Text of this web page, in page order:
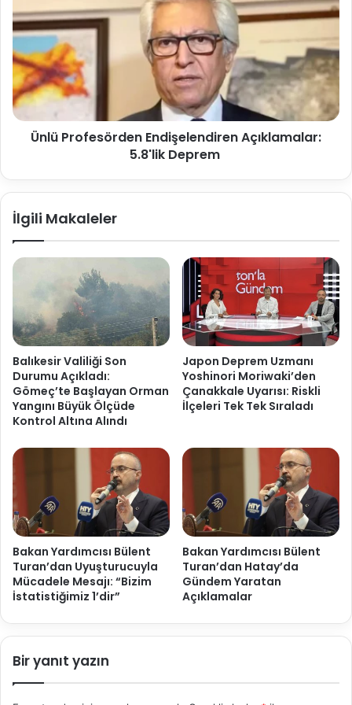
Ünlü Profesörden Endişelendiren Açıklamalar:
5.8'lik Deprem
İlgili Makaleler
Balıkesir Valiliği Son
Durumu Açıkladı:
Gömeç’te Başlayan Orman
Yangını Büyük Ölçüde
Kontrol Altına Alındı
Japon Deprem Uzmanı
Yoshinori Moriwaki’den
Çanakkale Uyarısı: Riskli
İlçeleri Tek Tek Sıraladı
Bakan Yardımcısı Bülent
Turan’dan Uyuşturucuyla
Mücadele Mesajı: “Bizim
İstatistiğimiz 1’dir”
Bakan Yardımcısı Bülent
Turan’dan Hatay’da
Gündem Yaratan
Açıklamalar
Bir yanıt yazın